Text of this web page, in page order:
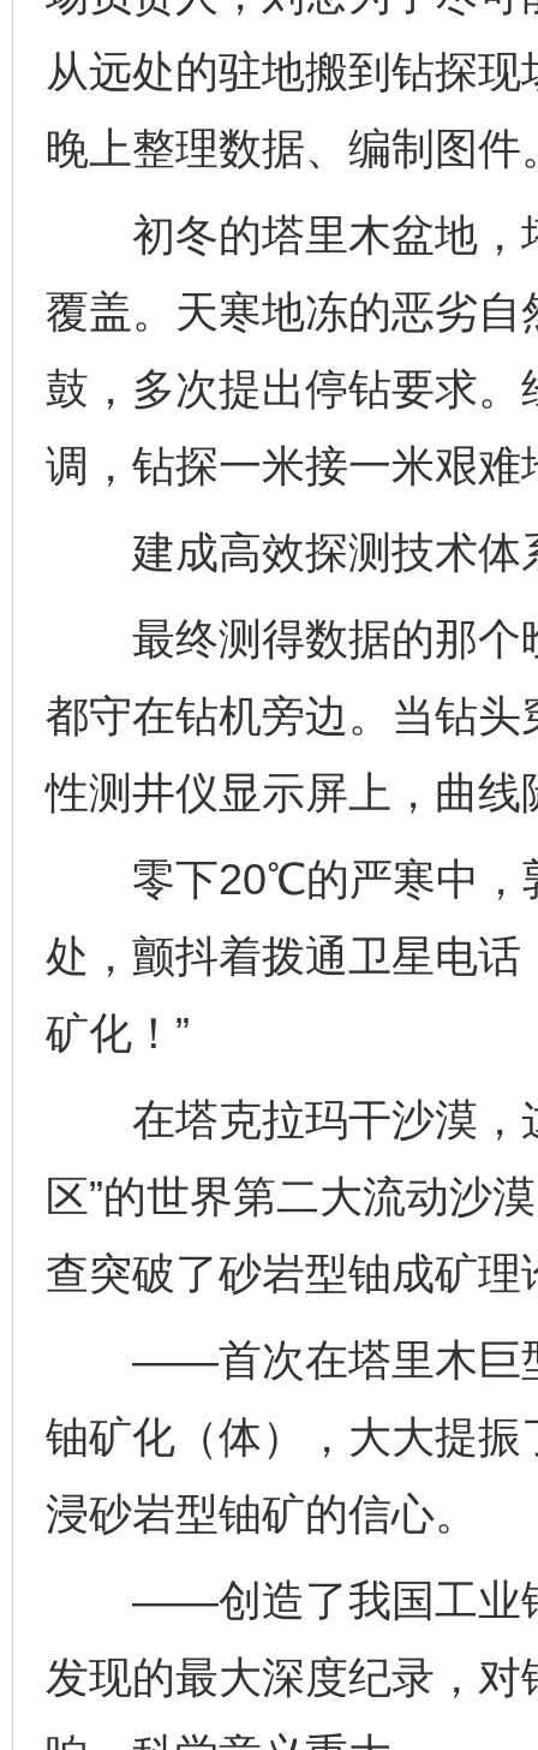
从远处的驻地搬到钻探
晚上整理数据、编制图件
初冬的塔里木盆地，
覆盖。天寒地冻的恶劣
鼓，多次提出停钻要求
调，钻探一米接一米艰难
建成高效探测技术体
最终测得数据的那个
都守在钻机旁边。当钻
性测井仪显示屏上，曲线
零下20℃的严寒中，
处，颤抖着拨通卫星电话
矿化！”
在塔克拉玛干沙漠，
区”的世界第二大流动沙
查突破了砂岩型铀成矿
——首次在塔里木巨型
铀矿化（体），大大提
浸砂岩型铀矿的信心。
——创造了我国工业铀
发现的最大深度纪录，